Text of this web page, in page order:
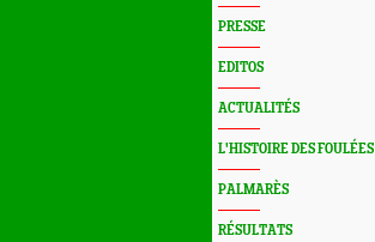
PRESSE
EDITOS
ACTUALITÉS
L'HISTOIRE DES FOULÉES
PALMARÈS
RÉSULTATS